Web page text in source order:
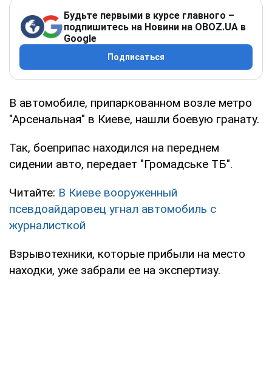
Будьте первыми в курсе главного –
подпишитесь на Новини на OBOZ.UA в
Google
Подписаться
В автомобиле, припаркованном возле метро
"Арсенальная" в Киеве, нашли боевую гранату.
Так, боеприпас находился на переднем
сидении авто, передает "Громадське ТБ".
Читайте: В Киеве вооруженный
псевдоайдаровец угнал автомобиль с
журналисткой
Взрывотехники, которые прибыли на место
находки, уже забрали ее на экспертизу.